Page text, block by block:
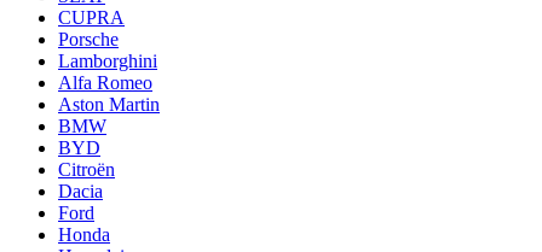
CUPRA
Porsche
Lamborghini
Alfa Romeo
Aston Martin
BMW
BYD
Citroën
Dacia
Ford
Honda